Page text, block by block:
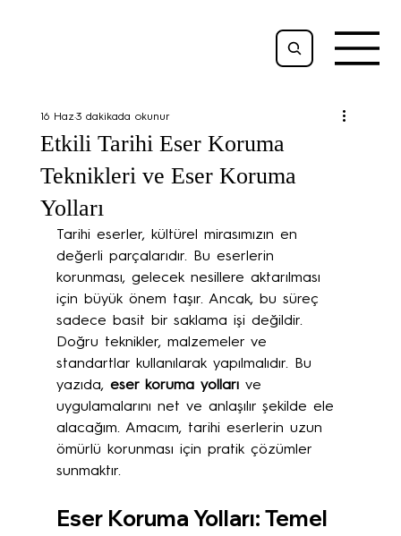
Etkili Tarihi Eser Koruma
Teknikleri ve Eser Koruma
Yolları
16 Haz3 dakikada okunur
Tarihi eserler, kültürel mirasımızın en
değerli parçalarıdır. Bu eserlerin
korunması, gelecek nesillere aktarılması
için büyük önem taşır. Ancak, bu süreç
sadece basit bir saklama işi değildir.
Doğru teknikler, malzemeler ve
standartlar kullanılarak yapılmalıdır. Bu
yazıda, eser koruma yolları ve
uygulamalarını net ve anlaşılır şekilde ele
alacağım. Amacım, tarihi eserlerin uzun
ömürlü korunması için pratik çözümler
sunmaktır.
Eser Koruma Yolları: Temel